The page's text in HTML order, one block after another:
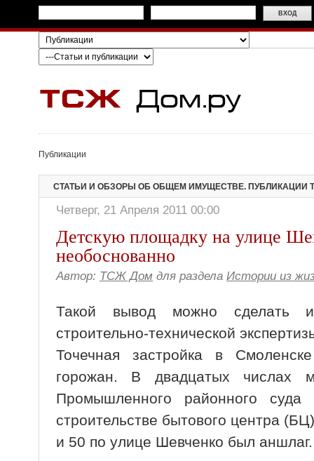
Публикации
СТАТЬИ И ОБЗОРЫ ОБ ОБЩЕМ ИМУЩЕСТВЕ. ПУБЛИКАЦИИ
Четверг, 21 Апреля 2011 00:00
Детскую площадку на улице
необоснованно
Автор: ТСЖ Дом для раздела Истории из
Такой вывод можно сделать
строительно-технической
Точечная застройка в
горожан. В двадцатых числах
Промышленного районного
строительстве бытового центра
и 50 по улице Шевченко был аншлаг.